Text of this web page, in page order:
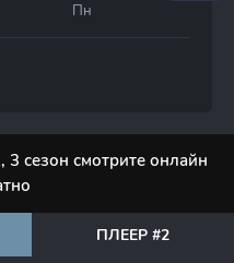
Пн
сезон смотрите онлайн
ПЛЕЕР #2